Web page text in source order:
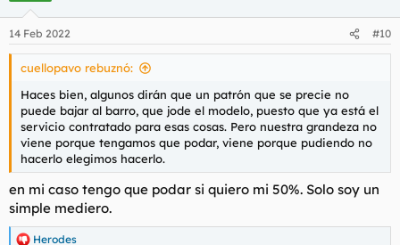
e
s
14 Feb 2022 #10
cuellopavo rebuznó:
Haces bien, algunos dirán que un patrón que se precie no
puede bajar al barro, que jode el modelo, puesto que ya está el
servicio contratado para esas cosas. Pero nuestra grandeza no
viene porque tengamos que podar, viene porque pudiendo no
hacerlo elegimos hacerlo.
en mi caso tengo que podar si quiero mi 50%. Solo soy un
simple mediero.
Herodes